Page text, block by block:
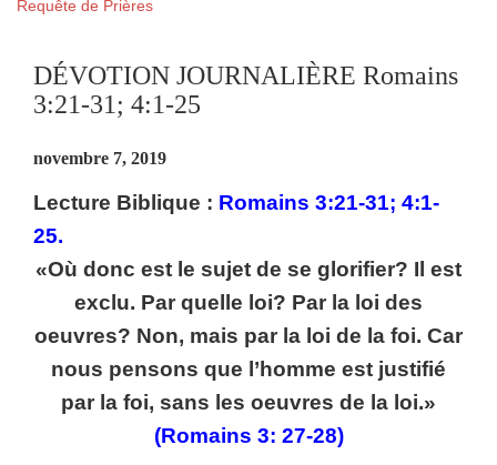
Requête de Prières
DÉVOTION JOURNALIÈRE Romains
3:21-31; 4:1-25
novembre 7, 2019
Lecture Biblique : Romains 3:21-31; 4:1-
25.
«Où donc est le sujet de se glorifier? Il est
exclu. Par quelle loi? Par la loi des
oeuvres? Non, mais par la loi de la foi. Car
nous pensons que l’homme est justifié
par la foi, sans les oeuvres de la loi.»
(Romains 3: 27-28)